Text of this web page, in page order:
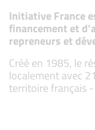
Initiative France
financement et
repreneurs et
Créé en 1985, le
localement avec
territoire français